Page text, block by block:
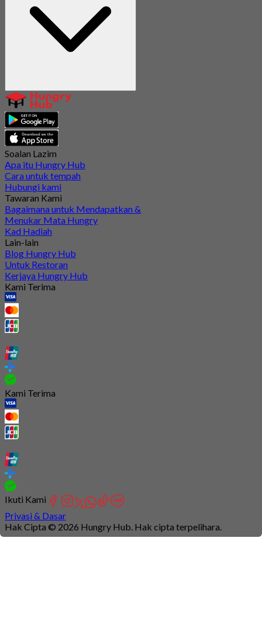
Soalan Lazim
Apa itu Hungry Hub
Cara untuk tempah
Hubungi kami
Tawaran Kami
Bagaimana untuk Mendapatkan &
Menukar Mata Hungry
Kad Hadiah
Lain-lain
Blog Hungry Hub
Untuk Restoran
Kerjaya Hungry Hub
Kami Terima
Kami Terima
Ikuti Kami
Privasi & Dasar
Hak Cipta © 2026 Hungry Hub. Hak cipta terpelihara.
Connection